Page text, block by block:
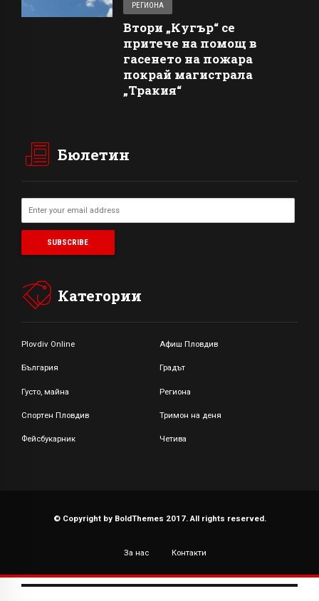
РЕГИОНА
Втори „Кугър“ се
притече на помощ в
гасенето на пожара
покрай магистрала
„Тракия“
Бюлетин
Категории
Plovdiv Online Афиш Пловдив
България Градът
Густо, майна Региона
Спортен Пловдив Тримон на деня
Фейсбукарник Четива
© Copyright by BoldThemes 2017. All rights reserved.
За нас Контакти